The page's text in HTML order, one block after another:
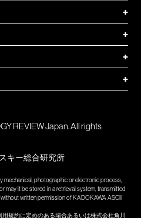
+
+
+
+
REVIEW Japan. All rights
キー総合研究所
mechanical, photographic or electronic process,
may it be stored in a retrieval system, transmitted
written permission of KADOKAWA ASCII
規約に定めのある場合あるいは株式会社角川